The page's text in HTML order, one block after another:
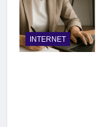
INTERNET